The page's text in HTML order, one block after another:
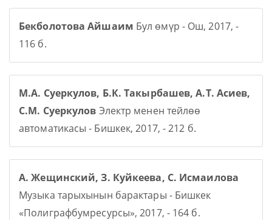
Бекболотова Айшаим Бул өмүр - Ош, 2017, -
116 б.
М.А. Суеркулов, Б.К. Такырбашев, А.Т. Асиев,
С.М. Суеркулов Электр менен тейлөө
автоматикасы - Бишкек, 2017, - 212 б.
А. Жещинский, З. Куйкеева, С. Исмаилова
Музыка тарыхынын барактары - Бишкек
«Полиграфбумресурсы», 2017, - 164 б.